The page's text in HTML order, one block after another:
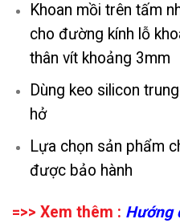
Khoan mồi trên tấm
cho đường kính lỗ
thân vít khoảng 3mm
Dùng keo silicon
hở
Lựa chọn sản phẩm
được bảo hành
=>> Xem thêm : Hướng